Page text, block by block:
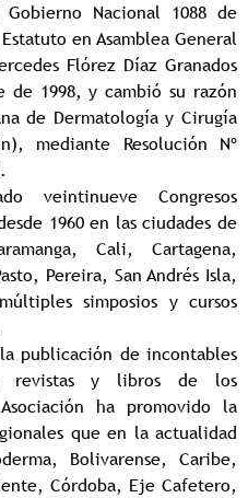
Nacional 1088 de
en Asamblea General
Flórez Díaz Granados
1998, y cambió su razón
de Dermatología y Cirugía
mediante Resolución Nº
veintinueve Congresos
1960 en las ciudades de
Cali, Cartagena,
Pereira, San Andrés Isla,
simposios y cursos
publicación de incontables
revistas y libros de los
ha promovido la
que en la actualidad
Bolivarense, Caribe,
Córdoba, Eje Cafetero,